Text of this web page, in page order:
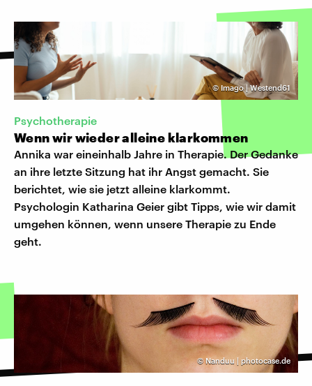
© Imago | Westend61
Psychotherapie
Wenn wir wieder alleine klarkommen
Annika war eineinhalb Jahre in Therapie. Der Gedanke
an ihre letzte Sitzung hat ihr Angst gemacht. Sie
berichtet, wie sie jetzt alleine klarkommt.
Psychologin Katharina Geier gibt Tipps, wie wir damit
umgehen können, wenn unsere Therapie zu Ende
geht.
©Nanduu | photocase.de